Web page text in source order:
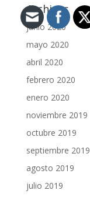
Archivos
junio 2020
mayo 2020
abril 2020
febrero 2020
enero 2020
noviembre 2019
octubre 2019
septiembre 2019
agosto 2019
julio 2019